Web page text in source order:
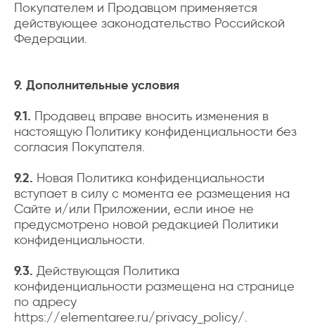
Покупателем и Продавцом применяется
действующее законодательство Российской
Федерации.
9. Дополнительные условия
9.1. Продавец вправе вносить изменения в
настоящую Политику конфиденциальности без
согласия Покупателя.
9.2. Новая Политика конфиденциальности
вступает в силу с момента ее размещения на
Сайте и/или Приложении, если иное не
предусмотрено новой редакцией Политики
конфиденциальности.
9.3. Действующая Политика
конфиденциальности размещена на странице
по адресу
https://elementaree.ru/privacy_policy/